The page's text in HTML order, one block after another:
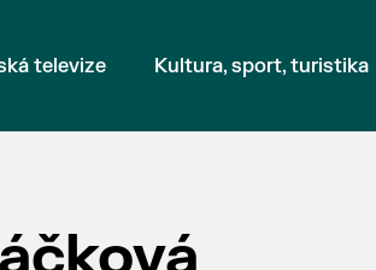
televize Kultura, sport, turistika